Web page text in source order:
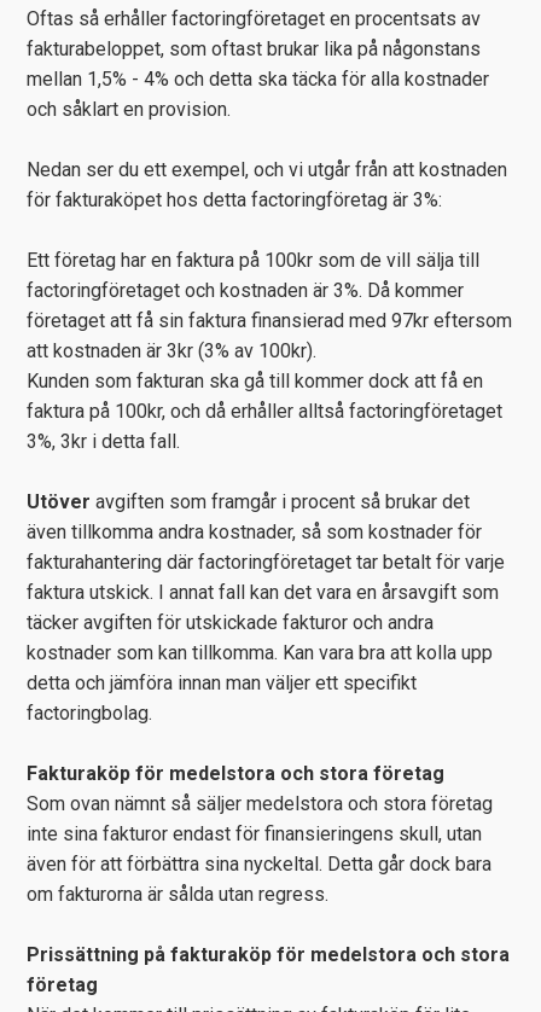
Oftas så erhåller factoringföretaget en procentsats av
fakturabeloppet, som oftast brukar lika på någonstans
mellan 1,5% - 4% och detta ska täcka för alla kostnader
och såklart en provision.
Nedan ser du ett exempel, och vi utgår från att kostnaden
för fakturaköpet hos detta factoringföretag är 3%:
Ett företag har en faktura på 100kr som de vill sälja till
factoringföretaget och kostnaden är 3%. Då kommer
företaget att få sin faktura finansierad med 97kr eftersom
att kostnaden är 3kr (3% av 100kr).
Kunden som fakturan ska gå till kommer dock att få en
faktura på 100kr, och då erhåller alltså factoringföretaget
3%, 3kr i detta fall.
Utöveravgiften som framgår i procent så brukar det
även tillkomma andra kostnader, så som kostnader för
fakturahantering där factoringföretaget tar betalt för varje
faktura utskick. I annat fall kan det vara en årsavgift som
täcker avgiften för utskickade fakturor och andra
kostnader som kan tillkomma. Kan vara bra att kolla upp
detta och jämföra innan man väljer ett specifikt
factoringbolag.
Fakturaköp för medelstora och stora företag
Som ovan nämnt så säljer medelstora och stora företag
inte sina fakturor endast för finansieringens skull, utan
även för att förbättra sina nyckeltal. Detta går dock bara
om fakturorna är sålda utan regress.
Prissättning på fakturaköp för medelstora och stora
företag